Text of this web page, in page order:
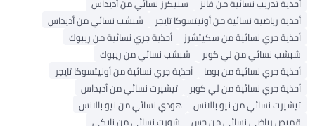
تدريب نسائية من فانز
سنيكرز نسائي من أديداس
نسائية من أونيتسوكا تايجر
شبشب نسائي من أديداس
جري نسائية من سكيتشرز
أحذية جري نسائية من ريبوك
نسائي من لي كوبر
شبشب نسائي من ريبوك
جري نسائية من بوما
أحذية جري نسائية من أونيتسوكا تايجر
جري نسائية من لي كوبر
تيشيرت نسائي من أديداس
نسائي من نيو بالانس
هودي نسائي من نيو بالانس
رياضي نسائي من جس
شورت نسائي من نايكي